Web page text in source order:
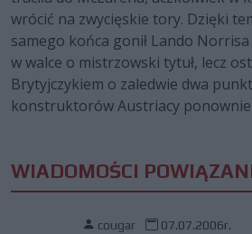
wrócić na zwycięskie tory. Dzięki
samego końca gonił Lando
w walce o mistrzowski tytuł, lecz
Brytyjczykiem o zaledwie dwa
konstruktorów Austriacy ponownie
WIADOMOŚCI
cougar 07.07.2006r.